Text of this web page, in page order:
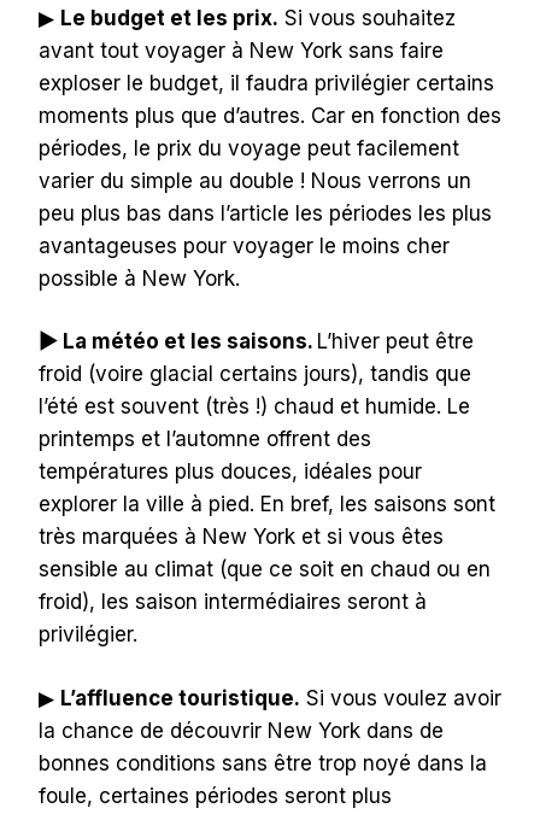
▶︎ Le budget et les prix. Si vous souhaitez
avant tout voyager à New York sans faire
exploser le budget, il faudra privilégier certains
moments plus que d’autres. Car en fonction des
périodes, le prix du voyage peut facilement
varier du simple au double ! Nous verrons un
peu plus bas dans l’article les périodes les plus
avantageuses pour voyager le moins cher
possible à New York.
▶︎ La météo et les saisons. L’hiver peut être
froid (voire glacial certains jours), tandis que
l’été est souvent (très !) chaud et humide. Le
printemps et l’automne offrent des
températures plus douces, idéales pour
explorer la ville à pied. En bref, les saisons sont
très marquées à New York et si vous êtes
sensible au climat (que ce soit en chaud ou en
froid), les saison intermédiaires seront à
privilégier.
▶︎ L’affluence touristique. Si vous voulez avoir
la chance de découvrir New York dans de
bonnes conditions sans être trop noyé dans la
foule, certaines périodes seront plus